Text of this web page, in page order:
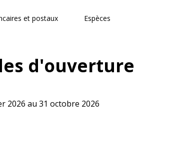
et postaux Espèces
d'ouverture
2026 au 31 octobre 2026